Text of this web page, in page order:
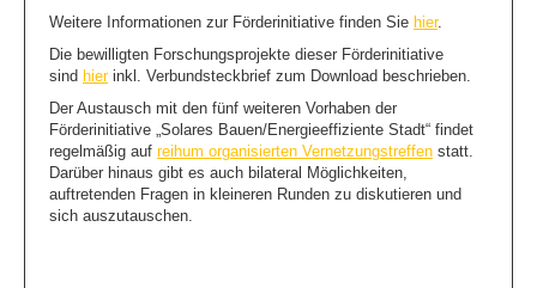
Weitere Informationen zur Förderinitiative finden Sie hier.
Die bewilligten Forschungsprojekte dieser Förderinitiative
sind hierinkl. Verbundsteckbrief zum Download beschrieben.
Der Austausch mit den fünf weiteren Vorhaben der
Förderinitiative „Solares Bauen/Energieeffiziente Stadt“ findet
regelmäßig auf reihum organisierten Vernetzungstreffen statt.
Darüber hinaus gibt es auch bilateral Möglichkeiten,
auftretenden Fragen in kleineren Runden zu diskutieren und
sich auszutauschen.